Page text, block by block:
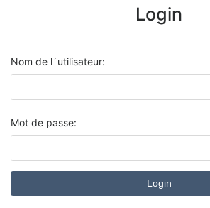
Login
Nom de l´utilisateur:
Mot de passe:
Login